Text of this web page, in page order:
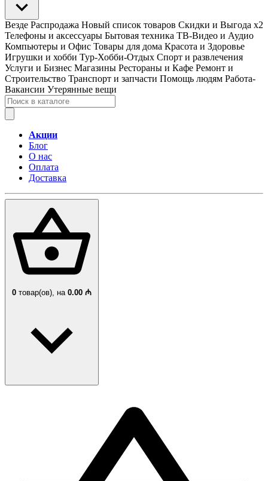
Везде Распродажа Новый список товаров Скидки и Выгода x2
Телефоны и аксессуары Бытовая техника ТВ-Видео и Аудио
Компьютеры и Офис Товары для дома Красота и Здоровье
Игрушки и хобби Тур-Хобби-Отдых Спорт и развлечения
Услуги и Бизнес Магазины Рестораны и Кафе Ремонт и
Строительство Транспорт и запчасти Помощь людям Работа-
Вакансии Утерянные вещи
Акции
Блог
О нас
Оплата
Доставка
0 товар(ов), на 0.00 ₼